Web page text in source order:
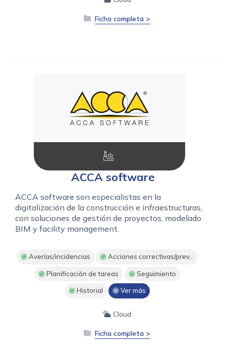
Ficha completa >
ACCA software
ACCA software son especialistas en la
digitalización de la construcción e infraestructuras,
con soluciones de gestión de proyectos, modelado
BIM y facility management.
Averías/incidencias Acciones correctivas/prev...
Planificación de tareas Seguimiento
Historial Ver más
Cloud
Ficha completa >